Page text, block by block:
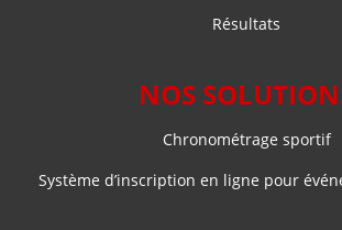
Résultats
NOS
Chronométrage sportif
Système d’inscription en ligne pour